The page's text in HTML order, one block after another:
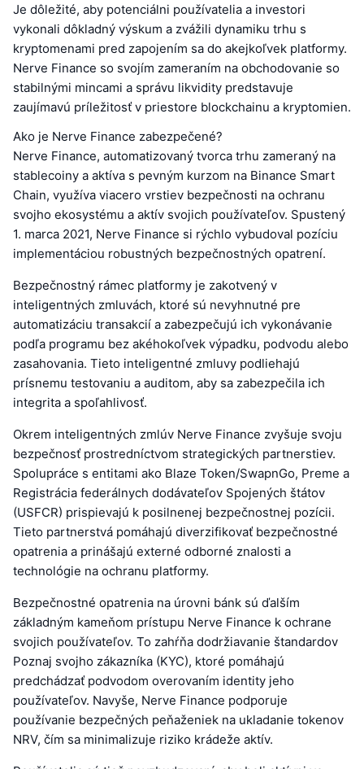
Je dôležité, aby potenciálni používatelia a investori
vykonali dôkladný výskum a zvážili dynamiku trhu s
kryptomenami pred zapojením sa do akejkoľvek platformy.
Nerve Finance so svojím zameraním na obchodovanie so
stabilnými mincami a správu likvidity predstavuje
zaujímavú príležitosť v priestore blockchainu a kryptomien.
Ako je Nerve Finance zabezpečené?
Nerve Finance, automatizovaný tvorca trhu zameraný na
stablecoiny a aktíva s pevným kurzom na Binance Smart
Chain, využíva viacero vrstiev bezpečnosti na ochranu
svojho ekosystému a aktív svojich používateľov. Spustený
1. marca 2021, Nerve Finance si rýchlo vybudoval pozíciu
implementáciou robustných bezpečnostných opatrení.
Bezpečnostný rámec platformy je zakotvený v
inteligentných zmluvách, ktoré sú nevyhnutné pre
automatizáciu transakcií a zabezpečujú ich vykonávanie
podľa programu bez akéhokoľvek výpadku, podvodu alebo
zasahovania. Tieto inteligentné zmluvy podliehajú
prísnemu testovaniu a auditom, aby sa zabezpečila ich
integrita a spoľahlivosť.
Okrem inteligentných zmlúv Nerve Finance zvyšuje svoju
bezpečnosť prostredníctvom strategických partnerstiev.
Spolupráce s entitami ako Blaze Token/SwapnGo, Preme a
Registrácia federálnych dodávateľov Spojených štátov
(USFCR) prispievajú k posilnenej bezpečnostnej pozícii.
Tieto partnerstvá pomáhajú diverzifikovať bezpečnostné
opatrenia a prinášajú externé odborné znalosti a
technológie na ochranu platformy.
Bezpečnostné opatrenia na úrovni bánk sú ďalším
základným kameňom prístupu Nerve Finance k ochrane
svojich používateľov. To zahŕňa dodržiavanie štandardov
Poznaj svojho zákazníka (KYC), ktoré pomáhajú
predchádzať podvodom overovaním identity jeho
používateľov. Navyše, Nerve Finance podporuje
používanie bezpečných peňaženiek na ukladanie tokenov
NRV, čím sa minimalizuje riziko krádeže aktív.